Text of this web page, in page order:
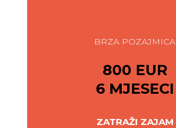
BRZA POZAJMICA
800 EUR
6 MJESECI
ZATRAŽI ZAJAM